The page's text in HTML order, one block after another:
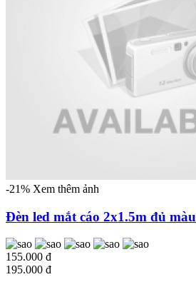
-21% Xem thêm ảnh
Đèn led mắt cáo 2x1.5m đủ màu
155.000 đ
195.000 đ